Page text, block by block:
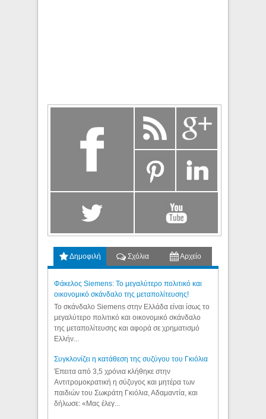
Δημοφιλή Σχόλια Αρχείο
Φάκελος Siemens: Το μεγαλύτερο πολιτικό και
οικονομικό σκάνδαλο της μεταπολίτευσης!
Το σκάνδαλο Siemens στην Ελλάδα είναι ίσως το
μεγαλύτερο πολιτικό και οικονομικό σκάνδαλο
της μεταπολίτευσης και αφορά σε χρηματισμό
Ελλήν...
Συγκλονίζει η κατάθεση της συζύγου του Γκιόλια
Έπειτα από 3,5 χρόνια κλήθηκε στην
Αντιτρομοκρατική η σύζυγος και μητέρα των
παιδιών του Σωκράτη Γκιόλια, Αδαμαντία, και
δήλωσε: «Μας έλεγ...